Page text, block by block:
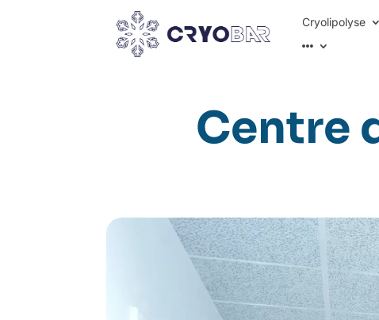
Cryolipolyse
Centre